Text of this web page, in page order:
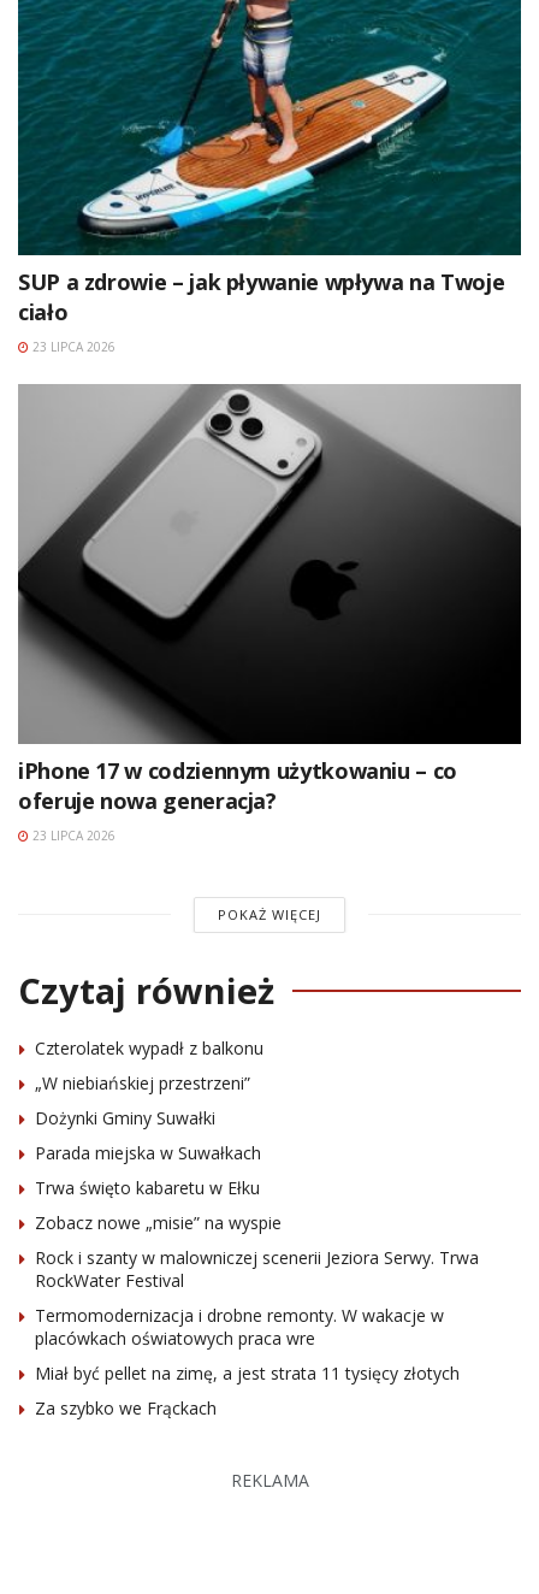
SUP a zdrowie – jak pływanie wpływa na Twoje
ciało
23 LIPCA 2026
iPhone 17 w codziennym użytkowaniu – co
oferuje nowa generacja?
23 LIPCA 2026
POKAŻ WIĘCEJ
Czytaj również
Czterolatek wypadł z balkonu
„W niebiańskiej przestrzeni”
Dożynki Gminy Suwałki
Parada miejska w Suwałkach
Trwa święto kabaretu w Ełku
Zobacz nowe „misie” na wyspie
Rock i szanty w malowniczej scenerii Jeziora Serwy. Trwa
RockWater Festival
Termomodernizacja i drobne remonty. W wakacje w
placówkach oświatowych praca wre
Miał być pellet na zimę, a jest strata 11 tysięcy złotych
Za szybko we Frąckach
REKLAMA